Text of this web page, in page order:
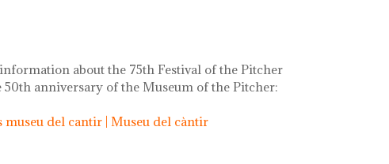
about the 75th Festival of the Pitcher
50th anniversary of the Museum of the Pitcher:
museu del cantir | Museu del càntir